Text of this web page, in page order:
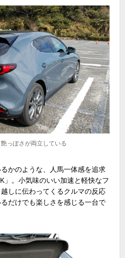
っぽさが両立している
かのような、人馬一体感を追求
」。小気味のいい加速と軽快なフ
しに伝わってくるクルマの反応
だけでも楽しさを感じる一台で